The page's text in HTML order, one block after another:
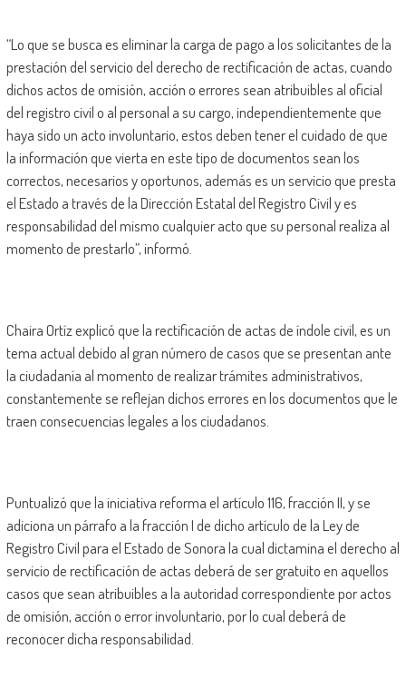
“Lo que se busca es eliminar la carga de pago a los solicitantes de la
prestación del servicio del derecho de rectificación de actas, cuando
dichos actos de omisión, acción o errores sean atribuibles al oficial
del registro civil o al personal a su cargo, independientemente que
haya sido un acto involuntario, estos deben tener el cuidado de que
la información que vierta en este tipo de documentos sean los
correctos, necesarios y oportunos, además es un servicio que presta
el Estado a través de la Dirección Estatal del Registro Civil y es
responsabilidad del mismo cualquier acto que su personal realiza al
momento de prestarlo”, informó.
Chaira Ortíz explicó que la rectificación de actas de índole civil, es un
tema actual debido al gran número de casos que se presentan ante
la ciudadanía al momento de realizar trámites administrativos,
constantemente se reflejan dichos errores en los documentos que le
traen consecuencias legales a los ciudadanos.
Puntualizó que la iniciativa reforma el artículo 116, fracción II, y se
adiciona un párrafo a la fracción I de dicho artículo de la Ley de
Registro Civil para el Estado de Sonora la cual dictamina el derecho al
servicio de rectificación de actas deberá de ser gratuito en aquellos
casos que sean atribuibles a la autoridad correspondiente por actos
de omisión, acción o error involuntario, por lo cual deberá de
reconocer dicha responsabilidad.